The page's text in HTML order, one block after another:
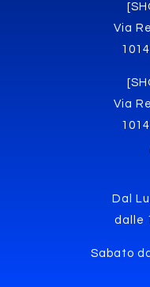
Via
Via
Dal
dalle
Sabato